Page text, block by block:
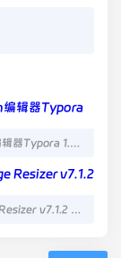
Markdown编辑器Typora 1.11.6 中文版
Light Image Resizer v7.1.2 中文绿色版